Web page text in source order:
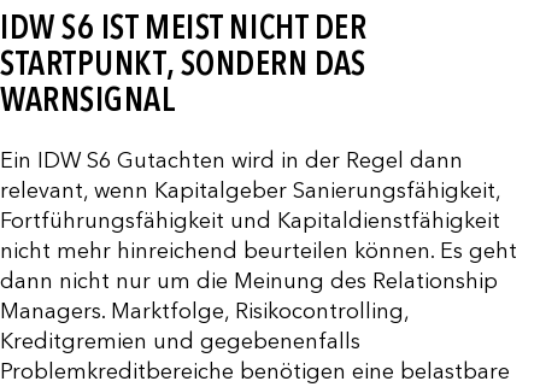
IDW S6 IST MEIST NICHT DER
STARTPUNKT, SONDERN DAS
WARNSIGNAL
Ein IDW S6 Gutachten wird in der Regel dann
relevant, wenn Kapitalgeber Sanierungsfähigkeit,
Fortführungsfähigkeit und Kapitaldienstfähigkeit
nicht mehr hinreichend beurteilen können. Es geht
dann nicht nur um die Meinung des Relationship
Managers. Marktfolge, Risikocontrolling,
Kreditgremien und gegebenenfalls
Problemkreditbereiche benötigen eine belastbare